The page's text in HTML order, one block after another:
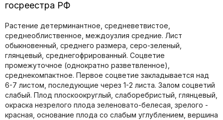
госреестра РФ
Растение детерминантное, средневетвистое,
среднеоблиственное, междоузлия средние. Лист
обыкновенный, среднего размера, серо-зеленый,
глянцевый, среднегофрированный. Соцветие
промежуточное (однократно разветвленное),
среднекомпактное. Первое соцветие закладывается над
6-7 листом, последующие через 1-2 листа. Залом соцветий
слабый. Плод плоскоокруглый, слаборебристый, глянцевый,
окраска незрелого плода зеленовато-белесая, зрелого -
красная, основание плода со слабым углублением, вершина